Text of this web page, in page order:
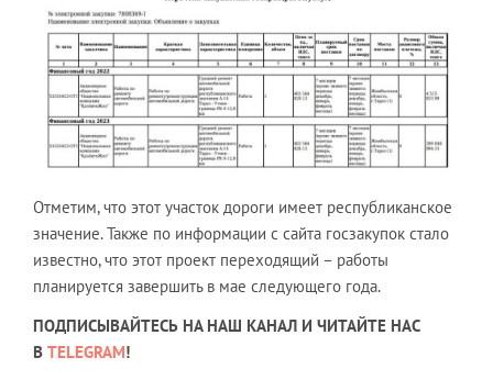
Отметим, что этот участок дороги имеет республиканское
значение. Также по информации с сайта госзакупок стало
известно, что этот проект переходящий – работы
планируется завершить в мае следующего года.
ПОДПИСЫВАЙТЕСЬ НА НАШ КАНАЛ И ЧИТАЙТЕ НАС
В TELEGRAM!